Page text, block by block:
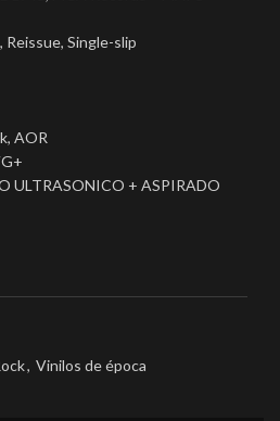
Reissue, Single-slip
AOR
ULTRASONICO + ASPIRADO
, Vinilos de época